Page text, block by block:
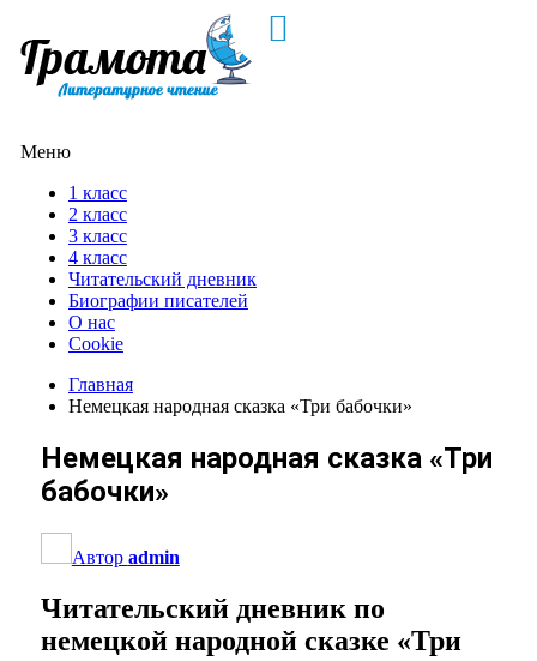
Меню
1 класс
2 класс
3 класс
4 класс
Читательский дневник
Биографии писателей
О нас
Cookie
Главная
Немецкая народная сказка «Три бабочки»
Немецкая народная сказка «Три
бабочки»
Автор admin
Читательский дневник по
немецкой народной сказке «Три